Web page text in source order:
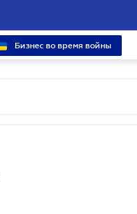
Бизнес во время войны